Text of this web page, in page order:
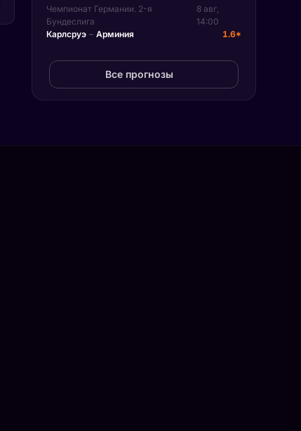
Чемпионат Германии. 2-я
Бундеслига
8 авг,
14:00
Карлсруэ – Арминия 1.6*
Все прогнозы